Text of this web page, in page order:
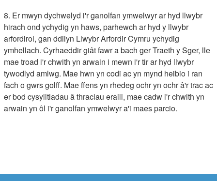
8. Er mwyn dychwelyd i'r ganolfan ymwelwyr ar hyd llwybr
hirach ond ychydig yn haws, parhewch ar hyd y llwybr
arfordirol, gan ddilyn Llwybr Arfordir Cymru ychydig
ymhellach. Cyrhaeddir giât fawr a bach ger Traeth y Sger, lle
mae troad i'r chwith yn arwain i mewn i'r tir ar hyd llwybr
tywodlyd amlwg. Mae hwn yn codi ac yn mynd heibio i ran
fach o gwrs golff. Mae ffens yn rhedeg ochr yn ochr â'r trac ac
er bod cysylltiadau â thraciau eraill, mae cadw i'r chwith yn
arwain yn ôl i'r ganolfan ymwelwyr a'i maes parcio.